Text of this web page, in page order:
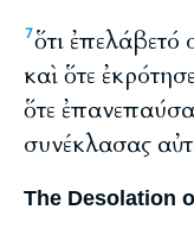
7ὅτι ἐπελάβετό
καὶ ὅτε
ὅτε
συνέκλασας
The Desolation